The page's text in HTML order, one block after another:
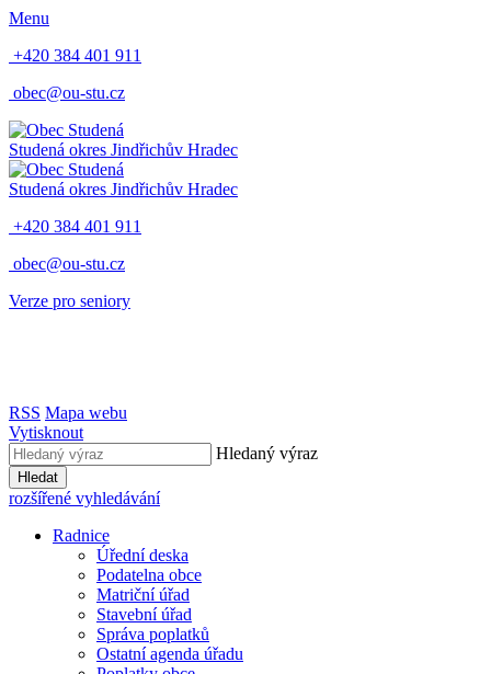
Menu
+420 384 401 911
obec@ou-stu.cz
Studená okres Jindřichův Hradec
Studená okres Jindřichův Hradec
+420 384 401 911
obec@ou-stu.cz
Verze pro seniory
RSS Mapa webu
Vytisknout
Hledaný výraz
Hledat
rozšířené vyhledávání
Radnice
Úřední deska
Podatelna obce
Matriční úřad
Stavební úřad
Správa poplatků
Ostatní agenda úřadu